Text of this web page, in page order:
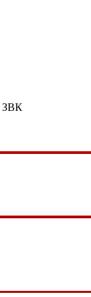
ЗВК